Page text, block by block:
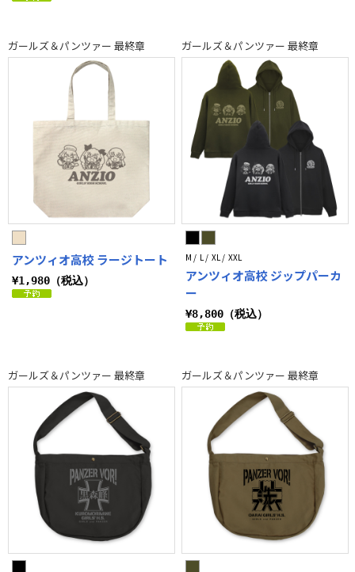
ガールズ＆パンツァー 最終章
アンツィオ高校 ラージトート
¥1,980（税込）
ガールズ＆パンツァー 最終章
M / L / XL / XXL
アンツィオ高校 ジップパーカ
ー
¥8,800（税込）
ガールズ＆パンツァー 最終章 ガールズ＆パンツァー 最終章